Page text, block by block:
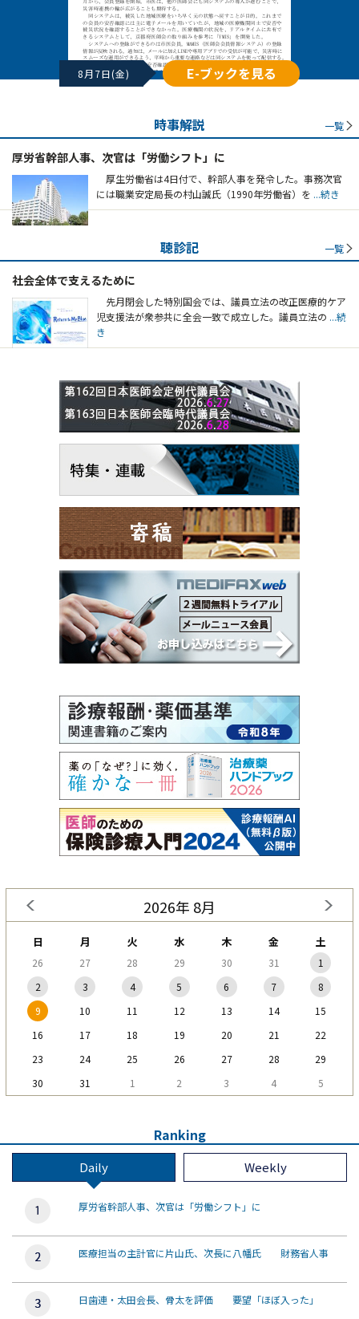
8月7日(金) E-ブックを見る
時事解説 一覧
厚労省幹部人事、次官は「労働シフト」に
厚生労働省は4日付で、幹部人事を発令した。事務次官
には職業安定局長の村山誠氏（1990年労働省）を ...続き
聴診記 一覧
社会全体で支えるために
先月閉会した特別国会では、議員立法の改正医療的ケア
児支援法が衆参共に全会一致で成立した。議員立法の ...続
き
2026年 8月
日 月 火 水 木 金 土
26 27 28 29 30 31
1
2
3 4 5 6 7
8
9
10 11 12 13 14
15
16
17 18 19 20 21
22
23
24 25 26 27 28
29
30
31 1 2 3 4 5
Ranking
Daily Weekly
厚労省幹部人事、次官は「労働シフト」に
医療担当の主計官に片山氏、次長に八幡氏 財務省人事
日歯連・太田会長、骨太を評価 要望「ほぼ入った」